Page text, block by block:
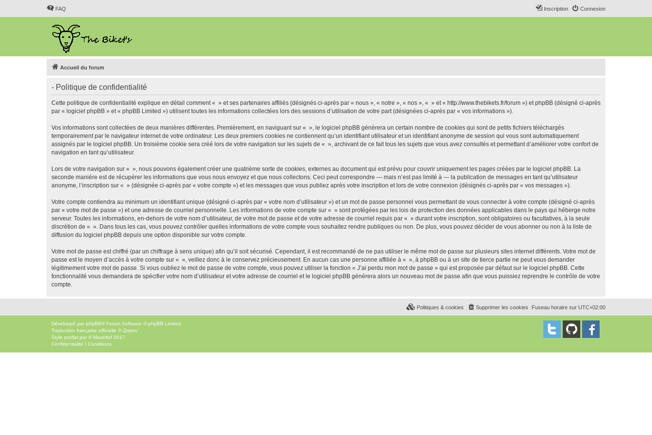
FAQ Connexion
Inscription
Accueil du forum
- Politique de confidentialité
Cette politique de confidentialité explique en détail comment « » et ses partenaires affiliés (désignés ci-après par « nous », « notre », « nos », « » et « http://www.thebikets.fr/forum ») et phpBB (désigné ci-après
par « logiciel phpBB » et « phpBB Limited ») utilisent toutes les informations collectées lors des sessions d’utilisation de votre part (désignées ci-après par « vos informations »).
Vos informations sont collectées de deux manières différentes. Premièrement, en naviguant sur « », le logiciel phpBB génèrera un certain nombre de cookies qui sont de petits fichiers téléchargés
temporairement par le navigateur internet de votre ordinateur. Les deux premiers cookies ne contiennent qu’un identifiant utilisateur et un identifiant anonyme de session qui vous sont automatiquement
assignés par le logiciel phpBB. Un troisième cookie sera créé lors de votre navigation sur les sujets de « », archivant de ce fait tous les sujets que vous avez consultés et permettant d’améliorer votre confort de
navigation en tant qu’utilisateur.
Lors de votre navigation sur « », nous pouvons également créer une quatrième sorte de cookies, externes au document qui est prévu pour couvrir uniquement les pages créées par le logiciel phpBB. La
seconde manière est de récupérer les informations que vous nous envoyez et que nous collectons. Ceci peut correspondre — mais n’est pas limité à — la publication de messages en tant qu’utilisateur
anonyme, l’inscription sur « » (désignée ci-après par « votre compte ») et les messages que vous publiez après votre inscription et lors de votre connexion (désignés ci-après par « vos messages »).
Votre compte contiendra au minimum un identifiant unique (désigné ci-après par « votre nom d’utilisateur ») et un mot de passe personnel vous permettant de vous connecter à votre compte (désigné ci-après
par « votre mot de passe ») et une adresse de courriel personnelle. Les informations de votre compte sur « » sont protégées par les lois de protection des données applicables dans le pays qui héberge notre
serveur. Toutes les informations, en-dehors de votre nom d’utilisateur, de votre mot de passe et de votre adresse de courriel requis par « » durant votre inscription, sont obligatoires ou facultatives, à la seule
discrétion de « ». Dans tous les cas, vous pouvez contrôler quelles informations de votre compte vous souhaitez rendre publiques ou non. De plus, vous pouvez décider de vous abonner ou non à la liste de
diffusion du logiciel phpBB depuis une option disponible sur votre compte.
Votre mot de passe est chiffré (par un chiffrage à sens unique) afin qu’il soit sécurisé. Cependant, il est recommandé de ne pas utiliser le même mot de passe sur plusieurs sites internet différents. Votre mot de
passe est le moyen d’accès à votre compte sur « », veillez donc à le conservez précieusement. En aucun cas une personne affiliée à « », à phpBB ou à un site de tierce partie ne peut vous demander
légitimement votre mot de passe. Si vous oubliez le mot de passe de votre compte, vous pouvez utiliser la fonction « J’ai perdu mon mot de passe » qui est proposée par défaut sur le logiciel phpBB. Cette
fonctionnalité vous demandera de spécifier votre nom d’utilisateur et votre adresse de courriel et le logiciel phpBB générera alors un nouveau mot de passe afin que vous puissiez reprendre le contrôle de votre
compte.
Fuseau horaire sur UTC+02:00
Supprimer les cookies
Politiques & cookies
Développé par phpBB® Forum Software © phpBB Limited
Traduction française officielle ©Qiaeru
Style proflat par © Mazeltof 2017
Confidentialité | Conditions